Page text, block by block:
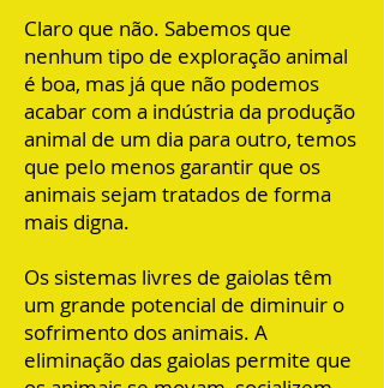
Claro que não. Sabemos que
nenhum tipo de exploração animal
é boa, mas já que não podemos
acabar com a indústria da produção
animal de um dia para outro, temos
que pelo menos garantir que os
animais sejam tratados de forma
mais digna.
Os sistemas livres de gaiolas têm
um grande potencial de diminuir o
sofrimento dos animais. A
eliminação das gaiolas permite que